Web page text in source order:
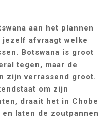
aan het plannen
afvraagt welke
Botswana is groot
tegen, maar de
zijn verrassend groot.
om zijn
draait het in Chobe
laten de zoutpannen